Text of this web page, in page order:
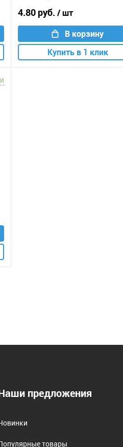
4.80 руб. / шт
В корзину
Купить в 1 клик
предложения
товары